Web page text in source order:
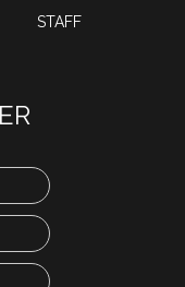
STAFF